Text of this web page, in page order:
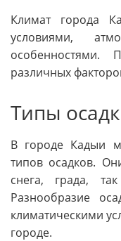
Климат города
условиями,
различных
Типы
В городе Кадыи
типов осадков.
снега, града,
Разнообразие
климатическими
городе.